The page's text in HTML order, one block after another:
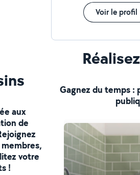
Voir le profil
aux
de
votre
!
Gagnez du temps :